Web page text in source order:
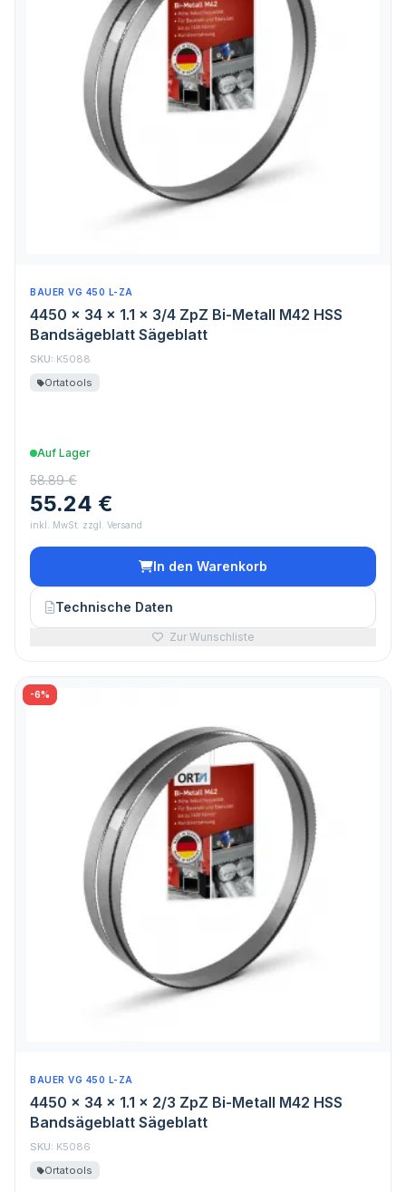
BAUER VG 450 L-ZA
4450 x 34 x 1.1 x 3/4 ZpZ Bi-Metall M42 HSS
Bandsägeblatt Sägeblatt
SKU: K5088
Ortatools
Auf Lager
58.89 €
55.24 €
inkl. MwSt. zzgl. Versand
In den Warenkorb
Technische Daten
Zur Wunschliste
-6%
BAUER VG 450 L-ZA
4450 x 34 x 1.1 x 2/3 ZpZ Bi-Metall M42 HSS
Bandsägeblatt Sägeblatt
SKU: K5086
Ortatools